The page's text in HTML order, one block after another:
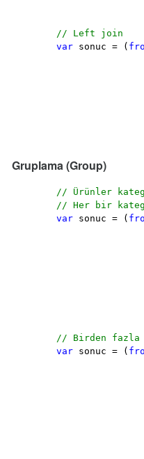
// Left join
var sonuc = (
Gruplama (Group)
// Ürünler
// Her bir
var sonuc = (
// Birden fazla
var sonuc = (